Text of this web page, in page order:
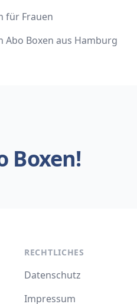
für Frauen
Abo Boxen aus Hamburg
Boxen!
RECHTLICHES
Datenschutz
Impressum